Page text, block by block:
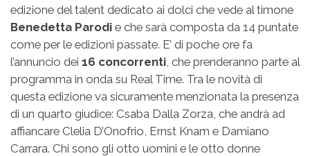
edizione del talent dedicato ai dolci che vede al timone
Benedetta Parodi e che sarà composta da 14 puntate
come per le edizioni passate. E’ di poche ore fa
l’annuncio dei 16 concorrenti, che prenderanno parte al
programma in onda su Real Time. Tra le novità di
questa edizione va sicuramente menzionata la presenza
di un quarto giudice: Csaba Dalla Zorza, che andrà ad
affiancare Clelia D’Onofrio, Ernst Knam e Damiano
Carrara. Chi sono gli otto uomini e le otto donne